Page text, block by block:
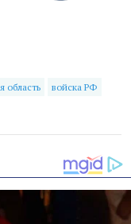
область войска РФ